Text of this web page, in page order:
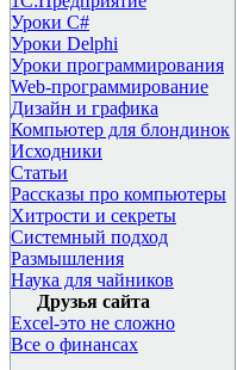
Уроки C#
Уроки Delphi
Уроки программирования
Web-программирование
Дизайн и графика
Компьютер для блондинок
Исходники
Статьи
Рассказы про компьютеры
Хитрости и секреты
Системный подход
Размышления
Наука для чайников
Друзья сайта
Excel-это не сложно
Все о финансах